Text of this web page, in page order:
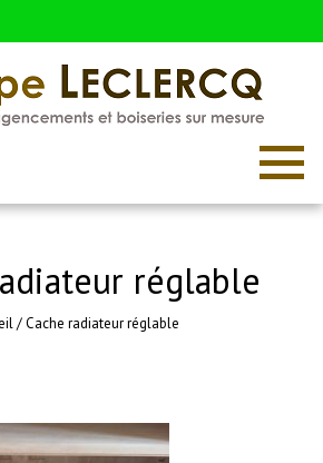
réglable
/Cache radiateur réglable